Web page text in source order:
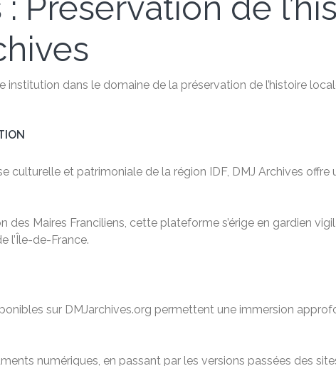
institution dans le domaine de la préservation de l’histoire
culturelle et patrimoniale de la région IDF, DMJ Archives
des Maires Franciliens, cette plateforme s’érige en gardien
l’Île-de-France.
sur DMJarchives.org permettent une immersion
numériques, en passant par les versions passées des